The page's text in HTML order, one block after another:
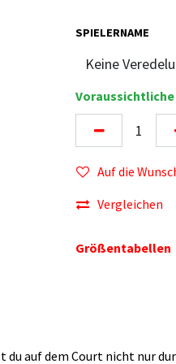
SPIELERNAME
Voraussichtliche
Auf die
Vergleichen
Größentabellen
auf dem Court nicht nur